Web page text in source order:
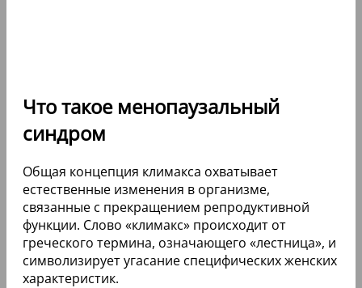
Что такое менопаузальный
синдром
Общая концепция климакса охватывает
естественные изменения в организме,
связанные с прекращением репродуктивной
функции. Слово «климакс» происходит от
греческого термина, означающего «лестница», и
символизирует угасание специфических женских
характеристик.